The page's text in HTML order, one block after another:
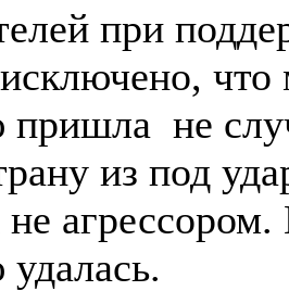
при
что
пришла не
из под